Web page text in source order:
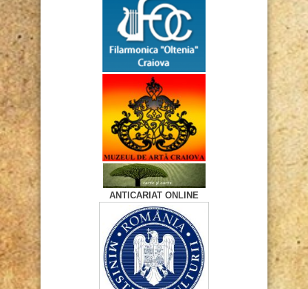
ANTICARIAT ONLINE